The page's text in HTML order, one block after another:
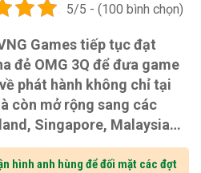
5/5 - (100 bình chọn)
Games tiếp tục đạt
đẻ OMG 3Q để đưa game
phát hành không chỉ tại
còn mở rộng sang các
Singapore, Malaysia…
hình anh hùng để đối mặt các đợt